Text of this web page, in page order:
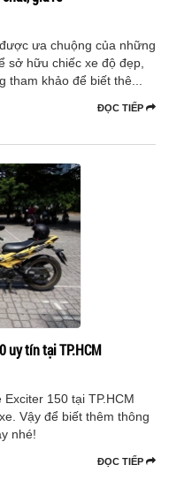
ưa chuộng của những
sở hữu chiếc xe độ đẹp,
tham khảo để biết thê...
ĐỌC TIẾP
uy tín tại TP.HCM
150 tại TP.HCM
Vậy để biết thêm thông
nhé!
ĐỌC TIẾP